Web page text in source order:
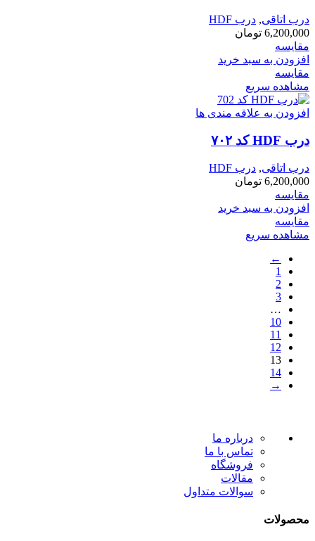
درب اتاقی, درب HDF
6,200,000 تومان
مقایسه
افزودن به سبد خرید
مقایسه
مشاهده سریع
افزودن به علاقه مندی ها
درب HDF کد ۷۰۲
درب اتاقی, درب HDF
6,200,000 تومان
مقایسه
افزودن به سبد خرید
مقایسه
مشاهده سریع
←
1
2
3
…
10
11
12
13
14
→
درباره ما
تماس با ما
فروشگاه
مقالات
سوالات متداول
محصولات